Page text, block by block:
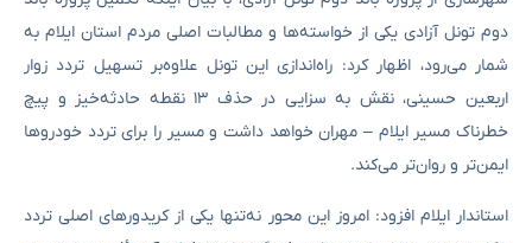
دوم تونل آزادی یکی از خواسته‌ها و مطالبات اصلی مردم استان ایلام به
شمار می‌رود، اظهار کرد: راه‌اندازی این تونل علاوه‌بر تسهیل تردد زوار
اربعین حسینی، نقش به سزایی در حذف ۱۳ نقطه حادثه‌خیز و پیچ
خطرناک مسیر ایلام – مهران خواهد داشت و مسیر را برای تردد خودروها
ایمن‌تر و روان‌تر می‌کند.
استاندار ایلام افزود: امروز این محور نه‌تنها یکی از کریدورهای اصلی تردد